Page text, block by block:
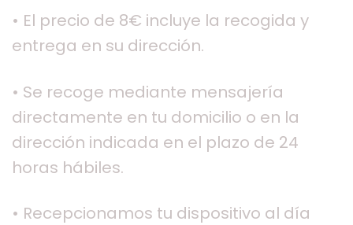
• El precio de 8€ incluye la recogida y
entrega en su dirección.
• Se recoge mediante mensajería
directamente en tu domicilio o en la
dirección indicada en el plazo de 24
horas hábiles.
• Recepcionamos tu dispositivo al día